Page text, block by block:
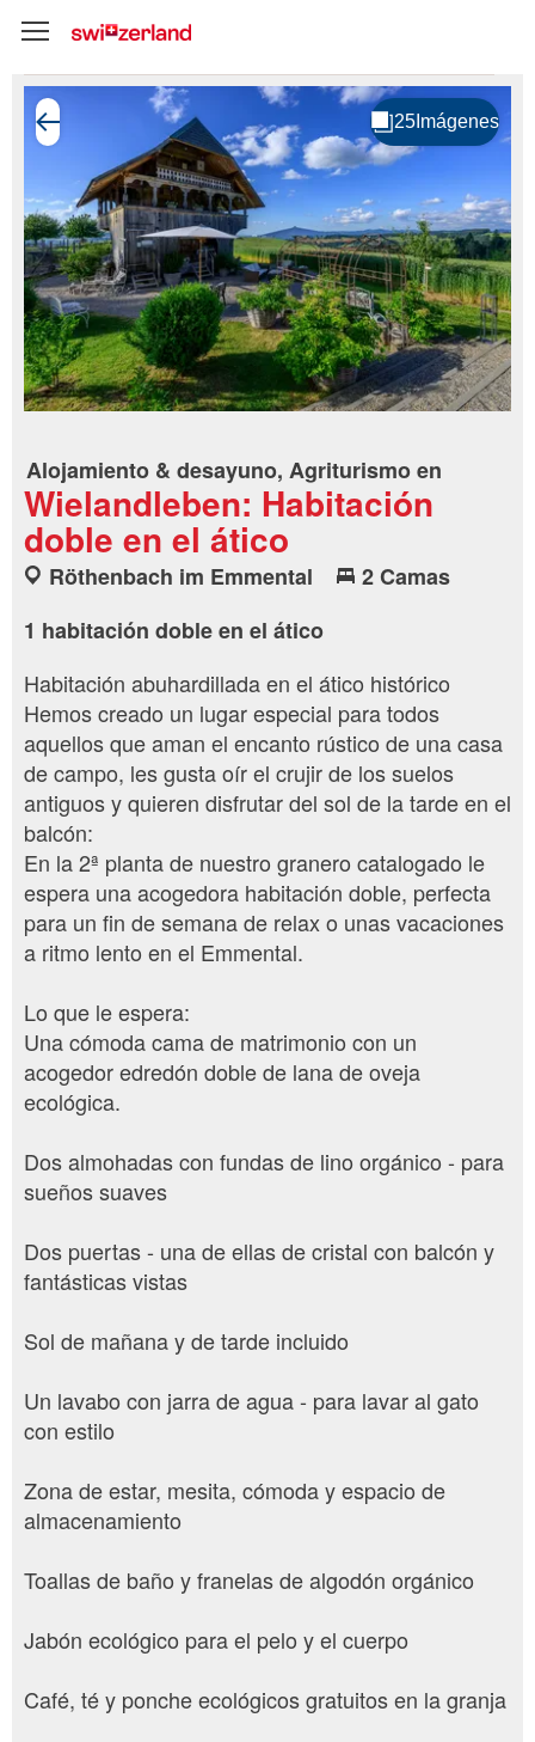
Alojamiento & desayuno, Agriturismo en
Wielandleben: Habitación
doble en el ático
Röthenbach im Emmental
2 Camas
1 habitación doble en el ático
Habitación abuhardillada en el ático histórico
Hemos creado un lugar especial para todos
aquellos que aman el encanto rústico de una casa
de campo, les gusta oír el crujir de los suelos
antiguos y quieren disfrutar del sol de la tarde en el
balcón:
En la 2ª planta de nuestro granero catalogado le
espera una acogedora habitación doble, perfecta
para un fin de semana de relax o unas vacaciones
a ritmo lento en el Emmental.
Lo que le espera:
Una cómoda cama de matrimonio con un
acogedor edredón doble de lana de oveja
ecológica.
Dos almohadas con fundas de lino orgánico - para
sueños suaves
Dos puertas - una de ellas de cristal con balcón y
fantásticas vistas
Sol de mañana y de tarde incluido
Un lavabo con jarra de agua - para lavar al gato
con estilo
Zona de estar, mesita, cómoda y espacio de
almacenamiento
Toallas de baño y franelas de algodón orgánico
Jabón ecológico para el pelo y el cuerpo
Café, té y ponche ecológicos gratuitos en la granja